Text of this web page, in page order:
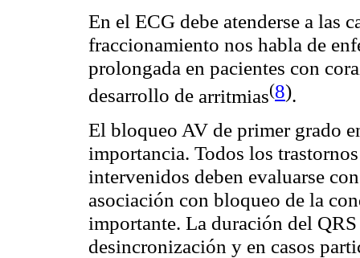
En el ECG debe atenderse a las
fraccionamiento nos habla de
prolongada en pacientes con
desarrollo de arritmias(8).
El bloqueo AV de primer grado
importancia. Todos los
intervenidos deben evaluarse
asociación con bloqueo de la
importante. La duración del
desincronización y en casos